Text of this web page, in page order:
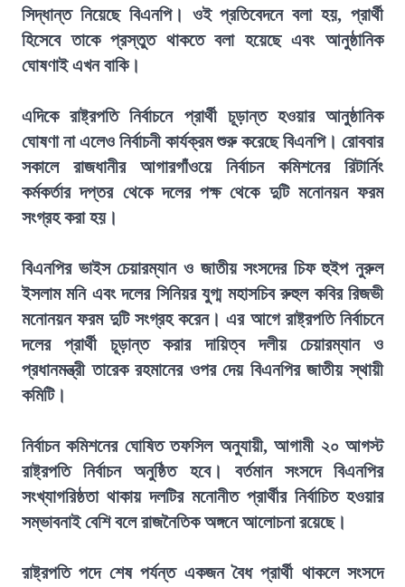
সিদ্ধান্ত নিয়েছে বিএনপি। ওই প্রতিবেদনে বলা হয়, প্রার্থী
হিসেবে তাকে প্রস্তুত থাকতে বলা হয়েছে এবং আনুষ্ঠানিক
ঘোষণাই এখন বাকি।
এদিকে রাষ্ট্রপতি নির্বাচনে প্রার্থী চূড়ান্ত হওয়ার আনুষ্ঠানিক
ঘোষণা না এলেও নির্বাচনী কার্যক্রম শুরু করেছে বিএনপি। রোববার
সকালে রাজধানীর আগারগাঁওয়ে নির্বাচন কমিশনের রিটার্নিং
কর্মকর্তার দপ্তর থেকে দলের পক্ষ থেকে দুটি মনোনয়ন ফরম
সংগ্রহ করা হয়।
বিএনপির ভাইস চেয়ারম্যান ও জাতীয় সংসদের চিফ হুইপ নুরুল
ইসলাম মনি এবং দলের সিনিয়র যুগ্ম মহাসচিব রুহুল কবির রিজভী
মনোনয়ন ফরম দুটি সংগ্রহ করেন। এর আগে রাষ্ট্রপতি নির্বাচনে
দলের প্রার্থী চূড়ান্ত করার দায়িত্ব দলীয় চেয়ারম্যান ও
প্রধানমন্ত্রী তারেক রহমানের ওপর দেয় বিএনপির জাতীয় স্থায়ী
কমিটি।
নির্বাচন কমিশনের ঘোষিত তফসিল অনুযায়ী, আগামী ২০ আগস্ট
রাষ্ট্রপতি নির্বাচন অনুষ্ঠিত হবে। বর্তমান সংসদে বিএনপির
সংখ্যাগরিষ্ঠতা থাকায় দলটির মনোনীত প্রার্থীর নির্বাচিত হওয়ার
সম্ভাবনাই বেশি বলে রাজনৈতিক অঙ্গনে আলোচনা রয়েছে।
রাষ্ট্রপতি পদে শেষ পর্যন্ত একজন বৈধ প্রার্থী থাকলে সংসদে